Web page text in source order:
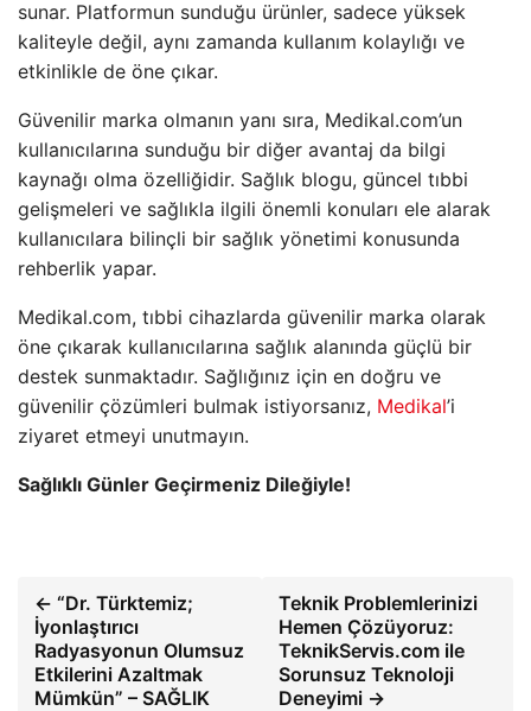
sunar. Platformun sunduğu ürünler, sadece yüksek
kaliteyle değil, aynı zamanda kullanım kolaylığı ve
etkinlikle de öne çıkar.
Güvenilir marka olmanın yanı sıra, Medikal.com’un
kullanıcılarına sunduğu bir diğer avantaj da bilgi
kaynağı olma özelliğidir. Sağlık blogu, güncel tıbbi
gelişmeleri ve sağlıkla ilgili önemli konuları ele alarak
kullanıcılara bilinçli bir sağlık yönetimi konusunda
rehberlik yapar.
Medikal.com, tıbbi cihazlarda güvenilir marka olarak
öne çıkarak kullanıcılarına sağlık alanında güçlü bir
destek sunmaktadır. Sağlığınız için en doğru ve
güvenilir çözümleri bulmak istiyorsanız, Medikal’i
ziyaret etmeyi unutmayın.
Sağlıklı Günler Geçirmeniz Dileğiyle!
← “Dr. Türktemiz;
İyonlaştırıcı
Radyasyonun Olumsuz
Etkilerini Azaltmak
Mümkün” – SAĞLIK
Teknik Problemlerinizi
Hemen Çözüyoruz:
TeknikServis.com ile
Sorunsuz Teknoloji
Deneyimi →